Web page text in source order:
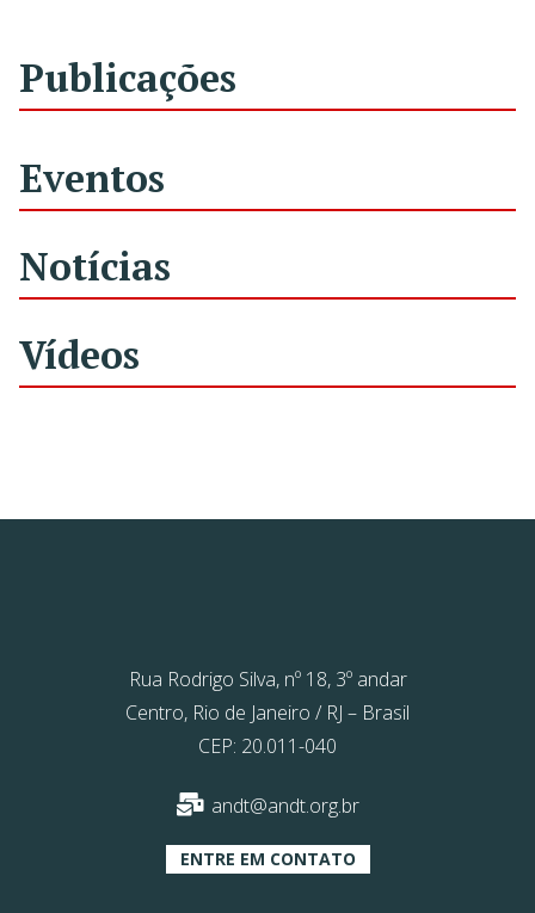
Publicações
Eventos
Notícias
Vídeos
Rua Rodrigo Silva, nº 18, 3º andar
Centro, Rio de Janeiro / RJ – Brasil
CEP: 20.011-040
andt@andt.org.br
ENTRE EM CONTATO